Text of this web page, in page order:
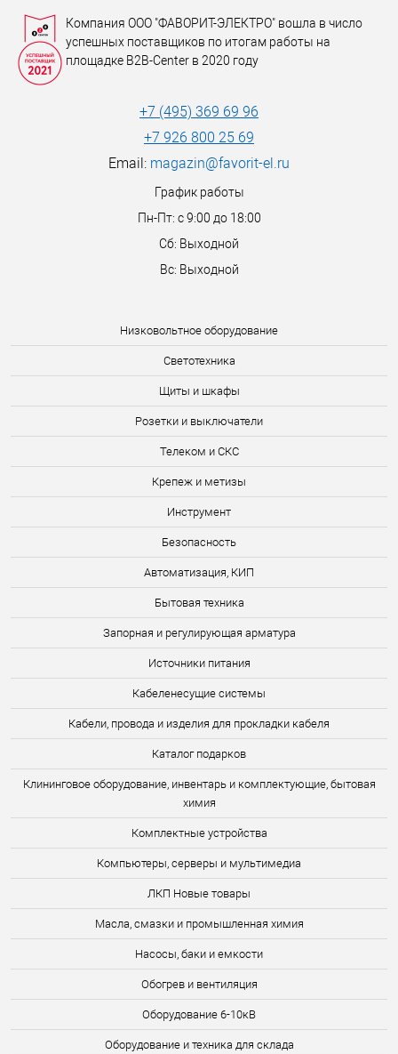
Низковольтное оборудование
Светотехника
Щиты и шкафы
Розетки и выключатели
Телеком и СКС
Крепеж и метизы
Инструмент
Безопасность
Автоматизация, КИП
Бытовая техника
Запорная и регулирующая арматура
Источники питания
Кабеленесущие системы
Кабели, провода и изделия для прокладки кабеля
Каталог подарков
Клининговое оборудование, инвентарь и комплектующие, бытовая
химия
Комплектные устройства
Компьютеры, серверы и мультимедиа
ЛКП Новые товары
Масла, смазки и промышленная химия
Насосы, баки и емкости
Обогрев и вентиляция
Оборудование 6-10кВ
Оборудование и техника для склада
Компания ООО "ФАВОРИТ-ЭЛЕКТРО" вошла в число
успешных поставщиков по итогам работы на
площадке B2B-Center в 2020 году
+7 (495) 369 69 96
+7 926 800 25 69
Email: magazin@favorit-el.ru
График работы
Пн-Пт: с 9:00 до 18:00
Сб: Выходной
Вс: Выходной